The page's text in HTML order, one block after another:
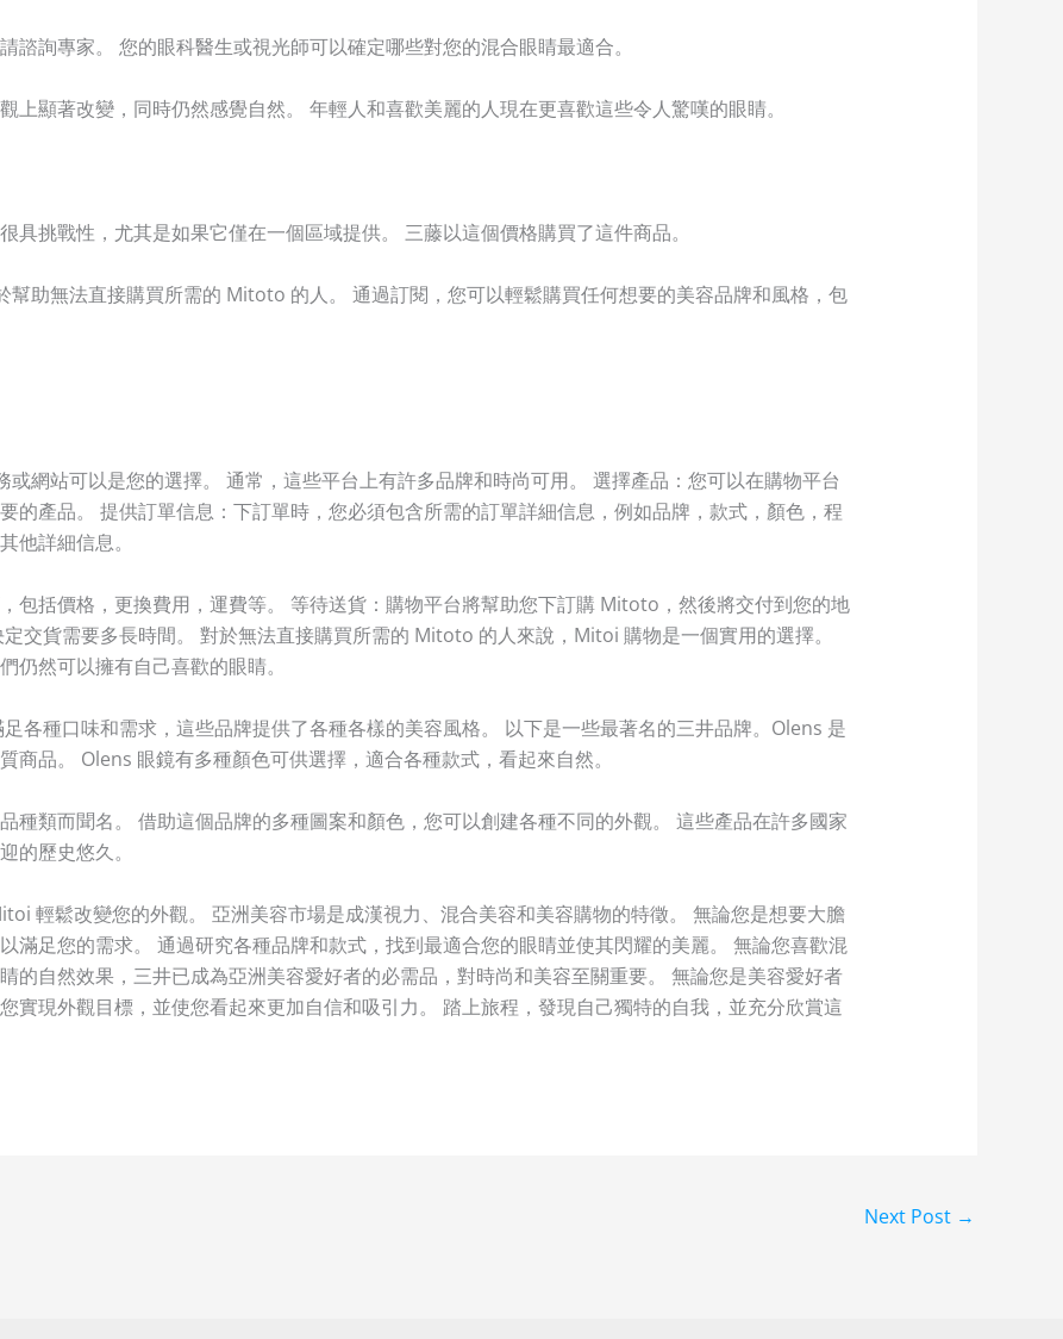
諮詢專家。 您的眼科醫生或視光師可以確定哪些對您的混合眼睛最適合。
上顯著改變，同時仍然感覺自然。 年輕人和喜歡美麗的人現在更喜歡這些令人驚嘆的眼睛。
具挑戰性，尤其是如果它僅在一個區域提供。 三藤以這個價格購買了這件商品。
助無法直接購買所需的 Mitoto 的人。 通過訂閱，您可以輕鬆購買任何想要的美容品牌和風格，包
網站可以是您的選擇。 通常，這些平台上有許多品牌和時尚可用。 選擇產品：您可以在購物平台
的產品。 提供訂單信息：下訂單時，您必須包含所需的訂單詳細信息，例如品牌，款式，顏色，程
他詳細信息。
包括價格，更換費用，運費等。 等待送貨：購物平台將幫助您下訂購 Mitoto，然後將交付到您的地
交貨需要多長時間。 對於無法直接購買所需的 Mitoto 的人來說，Mitoi 購物是一個實用的選擇。
仍然可以擁有自己喜歡的眼睛。
各種口味和需求，這些品牌提供了各種各樣的美容風格。 以下是一些最著名的三井品牌。Olens 是
商品。 Olens 眼鏡有多種顏色可供選擇，適合各種款式，看起來自然。
種類而聞名。 借助這個品牌的多種圖案和顏色，您可以創建各種不同的外觀。 這些產品在許多國家
的歷史悠久。
輕鬆改變您的外觀。 亞洲美容市場是成漢視力、混合美容和美容購物的特徵。 無論您是想要大膽
滿足您的需求。 通過研究各種品牌和款式，找到最適合您的眼睛並使其閃耀的美麗。 無論您喜歡混
的自然效果，三井已成為亞洲美容愛好者的必需品，對時尚和美容至關重要。 無論您是美容愛好者
實現外觀目標，並使您看起來更加自信和吸引力。 踏上旅程，發現自己獨特的自我，並充分欣賞這
Next Post →